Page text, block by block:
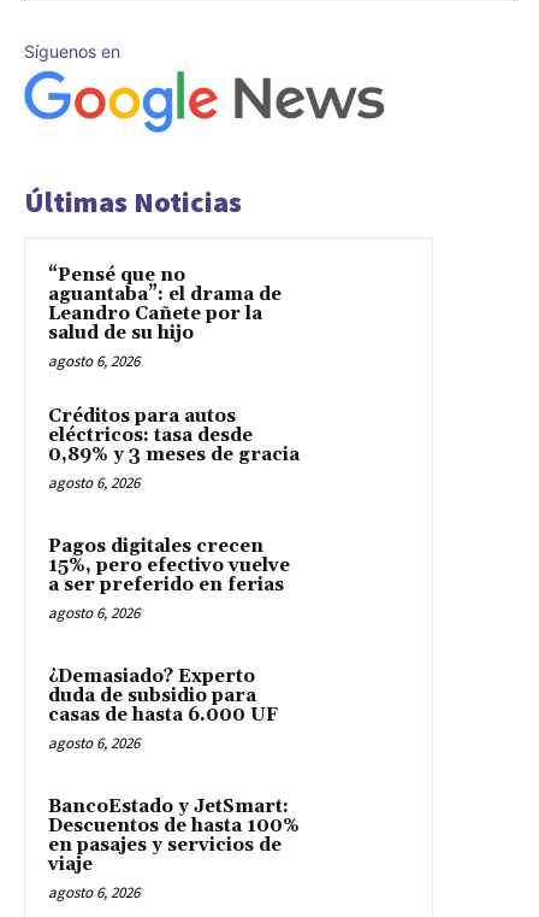
Síguenos en
Últimas Noticias
“Pensé que no
aguantaba”: el drama de
Leandro Cañete por la
salud de su hijo
agosto 6, 2026
Créditos para autos
eléctricos: tasa desde
0,89% y 3 meses de gracia
agosto 6, 2026
Pagos digitales crecen
15%, pero efectivo vuelve
a ser preferido en ferias
agosto 6, 2026
¿Demasiado? Experto
duda de subsidio para
casas de hasta 6.000 UF
agosto 6, 2026
BancoEstado y JetSmart:
Descuentos de hasta 100%
en pasajes y servicios de
viaje
agosto 6, 2026